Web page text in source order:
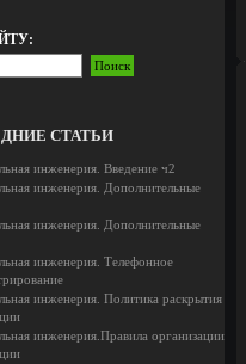
СТАТЬИ
инженерия. Введение ч2
инженерия. Дополнительные
инженерия. Дополнительные
инженерия. Телефонное
инженерия. Политика раскрытия
инженерия.Правила организации